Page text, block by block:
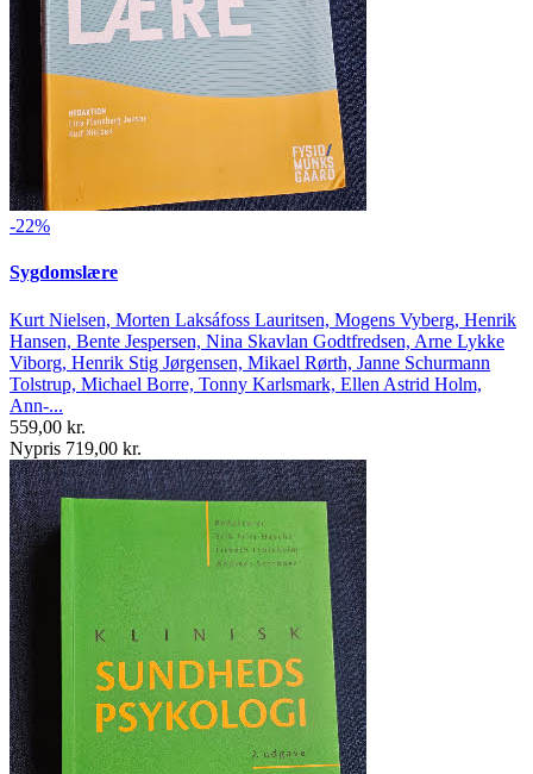
-22%
Sygdomslære
Kurt Nielsen, Morten Laksáfoss Lauritsen, Mogens Vyberg, Henrik
Hansen, Bente Jespersen, Nina Skavlan Godtfredsen, Arne Lykke
Viborg, Henrik Stig Jørgensen, Mikael Rørth, Janne Schurmann
Tolstrup, Michael Borre, Tonny Karlsmark, Ellen Astrid Holm,
Ann-...
559,00 kr.
Nypris 719,00 kr.